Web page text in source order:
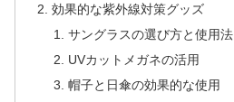
効果的な紫外線対策グッズ
サングラスの選び方と使用法
UVカットメガネの活用
帽子と日傘の効果的な使用